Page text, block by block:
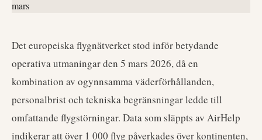
Det europeiska flygnätverket stod inför betydande
operativa utmaningar den 5 mars 2026, då en
kombination av ogynnsamma väderförhållanden,
personalbrist och tekniska begränsningar ledde till
omfattande flygstörningar. Data som släppts av AirHelp
indikerar att över 1 000 flyg påverkades över kontinenten,